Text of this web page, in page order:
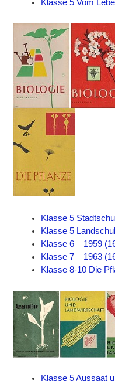
Klasse 5 Vom
Klasse 5
Klasse 5
Klasse 6 – 1959
Klasse 7 – 1963
Klasse 8-10 Die
Klasse 5 Aussaat